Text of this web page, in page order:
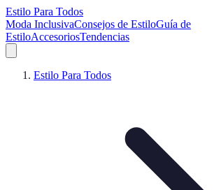
Estilo Para Todos
Moda InclusivaConsejos de EstiloGuía de
EstiloAccesoriosTendencias
Estilo Para Todos